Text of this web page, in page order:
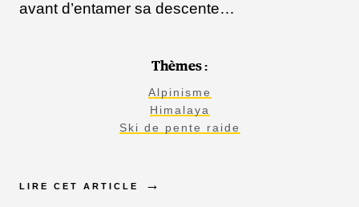
avant d’entamer sa descente…
Thèmes :
Alpinisme
Himalaya
Ski de pente raide
LIRE CET ARTICLE